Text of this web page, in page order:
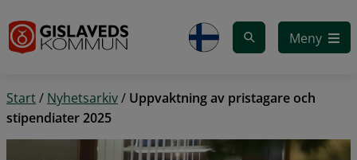
Meny
Start/ Nyhetsarkiv/ Uppvaktning av pristagare och
stipendiater 2025